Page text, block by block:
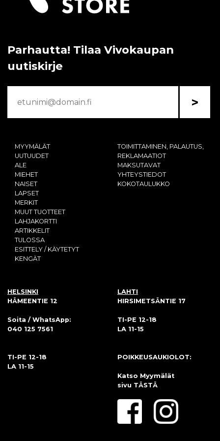
Parhautta! Tilaa Vivokaupan
uutiskirje
>
MYYMÄLÄT
UUTUUDET
ALE
MIEHET
NAISET
LAPSET
MERKIT
MUUT TUOTTEET
LAHJAKORTTI
ARTIKKELIT
TULOSSA
ESITTELY / KÄYTETYT
KENGÄT
TOIMITTAMINEN, PALAUTUS,
REKLAMAATIOT
MAKSUTAVAT
YHTEYSTIEDOT
KOKOTAULUKKO
HELSINKI
HÄMEENTIE 12
Soita / WhatsApp:
040 125 7561
TI-PE 12-18
LA 11-15
LAHTI
HIRSIMETSÄNTIE 17
TI-PE 12-18
LA 11-15
POIKKEUSAUKIOLOT:
Katso Myymälät
sivu TÄSTÄ